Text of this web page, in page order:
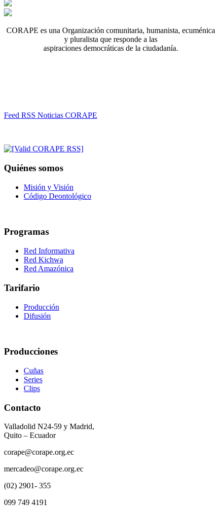
CORAPE es una Organización comunitaria, humanista, ecuménica
y pluralista que responde a las
aspiraciones democráticas de la ciudadanía.
Feed RSS Noticias CORAPE
Quiénes somos
Misión y Visión
Código Deontológico
Programas
Red Informativa
Red Kichwa
Red Amazónica
Tarifario
Producción
Difusión
Producciones
Cuñas
Series
Clips
Contacto
Valladolid N24-59 y Madrid,
Quito – Ecuador
corape@corape.org.ec
mercadeo@corape.org.ec
(02) 2901- 355
099 749 4191